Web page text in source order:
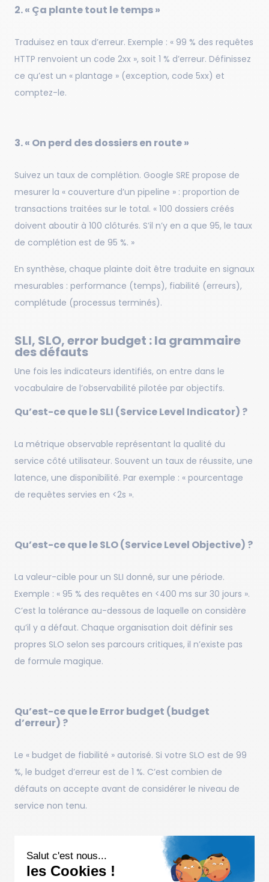
Salut c'est nous...
les Cookies !
2. « Ça plante tout le temps »
Traduisez en taux d’erreur. Exemple : « 99 % des requêtes
HTTP renvoient un code 2xx », soit 1 % d’erreur. Définissez
ce qu’est un « plantage » (exception, code 5xx) et
comptez-le.
3. « On perd des dossiers en route »
Suivez un taux de complétion. Google SRE propose de
mesurer la « couverture d’un pipeline » : proportion de
transactions traitées sur le total. « 100 dossiers créés
doivent aboutir à 100 clôturés. S’il n’y en a que 95, le taux
de complétion est de 95 %. »
En synthèse, chaque plainte doit être traduite en signaux
mesurables : performance (temps), fiabilité (erreurs),
complétude (processus terminés).
SLI, SLO, error budget : la grammaire
des défauts
Une fois les indicateurs identifiés, on entre dans le
vocabulaire de l’observabilité pilotée par objectifs.
Qu’est-ce que le SLI (Service Level Indicator) ?
La métrique observable représentant la qualité du
service côté utilisateur. Souvent un taux de réussite, une
latence, une disponibilité. Par exemple : « pourcentage
de requêtes servies en <2s ».
Qu’est-ce que le SLO (Service Level Objective) ?
La valeur-cible pour un SLI donné, sur une période.
Exemple : « 95 % des requêtes en <400 ms sur 30 jours ».
C’est la tolérance au-dessous de laquelle on considère
qu’il y a défaut. Chaque organisation doit définir ses
propres SLO selon ses parcours critiques, il n’existe pas
de formule magique.
Qu’est-ce que le Error budget (budget
d’erreur) ?
Le « budget de fiabilité » autorisé. Si votre SLO est de 99
%, le budget d’erreur est de 1 %. C’est combien de
défauts on accepte avant de considérer le niveau de
service non tenu.
SelonImplementing Service Level Objectives, « un budget
d’erreur mesure comment le SLI a performé par rapport